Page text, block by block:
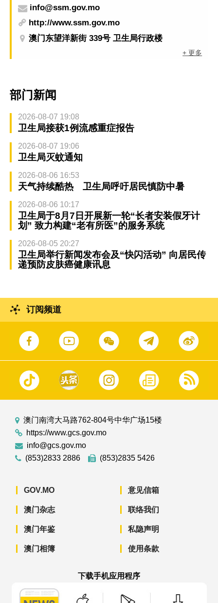
info@ssm.gov.mo
http://www.ssm.gov.mo
澳门东望洋新街 339号 卫生局行政楼
+ 更多
部门新闻
2026-08-07 19:08
卫生局接获1例流感重症报告
2026-08-07 19:06
卫生局灭蚊通知
2026-08-06 16:53
天气持续酷热 卫生局呼吁居民慎防中暑
2026-08-06 10:17
卫生局于8月7日开展新一轮“长者安装假牙计
划” 致力构建“老有所医”的服务系统
2026-08-05 20:27
卫生局举行新闻发布会及“快闪活动” 向居民传
递预防皮肤癌健康讯息
订阅频道
澳门南湾大马路762-804号中华广场15楼
https://www.gcs.gov.mo
info@gcs.gov.mo
(853)2833 2886
(853)2835 5426
GOV.MO
澳门杂志
澳门年鉴
澳门相簿
意见信箱
联络我们
私隐声明
使用条款
下载手机应用程序